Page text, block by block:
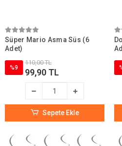
Süper Mario Asma Süs (6
Adet)
%9
110,00 TL
99,90 TL
Sepete Ekle